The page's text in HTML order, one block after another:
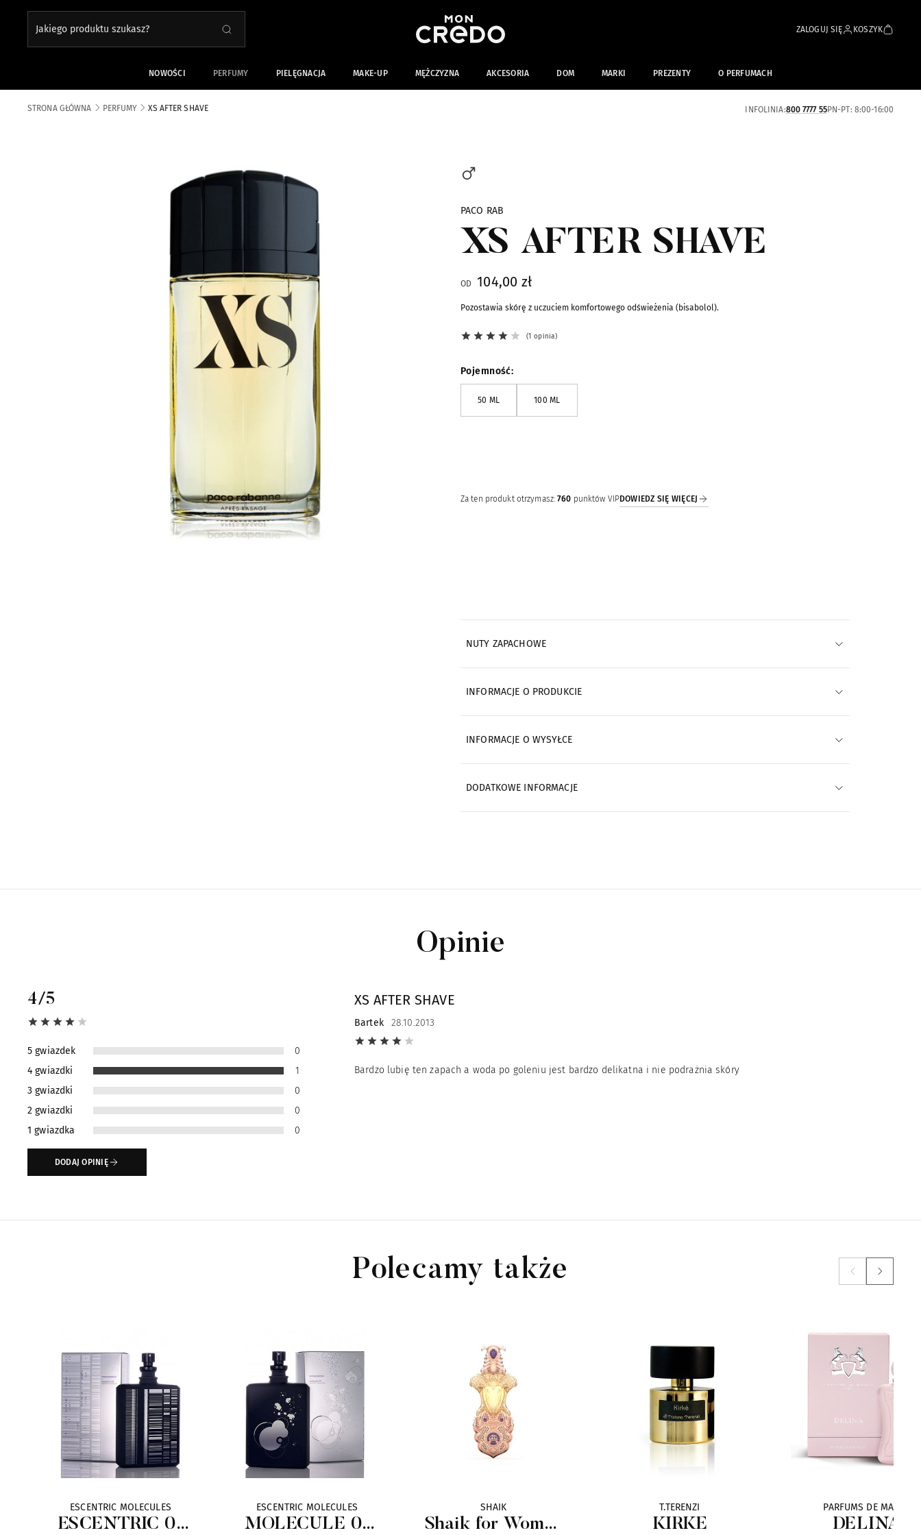
Jakiego produktu szukasz? Close search
SZUKAJ ZALOGUJ SIĘ KOSZYK
NOWOŚCI PERFUMY PIELĘGNACJA MAKE-UP MĘŻCZYZNA AKCESORIA DOM MARKI PREZENTY O PERFUMACH
STRONA GŁÓWNA PERFUMY XS AFTER SHAVE INFOLINIA:800 7777 55PN-PT: 8:00-16:00
Za ten produkt otrzymasz:760 punktów VIPDOWIEDZ SIĘ WIĘCEJ
PACO RAB
XS AFTER SHAVE
OD 104,00 zł
Pozostawia skórę z uczuciem komfortowego odświeżenia (bisabolol).
1 opinia
Pojemność
50 ML 100 ML
NUTY ZAPACHOWE
INFORMACJE O PRODUKCIE
INFORMACJE O WYSYŁCE
DODATKOWE INFORMACJE
Opinie
4/5
5 gwiazdek
0
4 gwiazdki
1
3 gwiazdki
0
2 gwiazdki
0
1 gwiazdka
0
DODAJ OPINIĘ
XS AFTER SHAVE
Bartek 28.10.2013
Bardzo lubię ten zapach a woda po goleniu jest bardzo delikatna i nie podrażnia skóry
Polecamy także
ESCENTRIC MOLECULES
ESCENTRIC 01
ESCENTRIC MOLECULES
MOLECULE 01
SHAIK
Shaik for Women
T.TERENZI
KIRKE
PARFUMS DE MARLY
DELINA